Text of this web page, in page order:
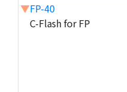
▼FP-40
C-Flash for FP